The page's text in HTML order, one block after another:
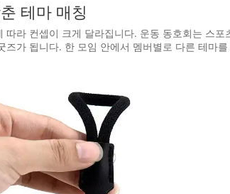
테마 매칭
따라 컨셉이 크게 달라집니다. 운동 동호회는 스
즈가 됩니다. 한 모임 안에서 멤버별로 다른 테마